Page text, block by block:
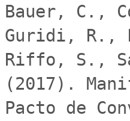
Bauer, C.,
Guridi, R.,
Riffo, S.,
(2017).
Pacto de